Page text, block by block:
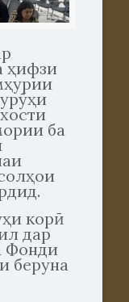
ҳифзи
ба
корӣ
дар
Фонди
беруна